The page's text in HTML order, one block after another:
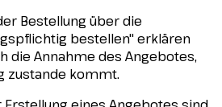
Bestellung über die
bestellen" erklären
die Annahme des Angebotes,
zustande kommt.